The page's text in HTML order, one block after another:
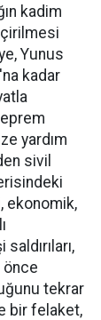
kadim
Yunus
kadar
yardım
sivil
ekonomik,
önce
tekrar
bir felaket,